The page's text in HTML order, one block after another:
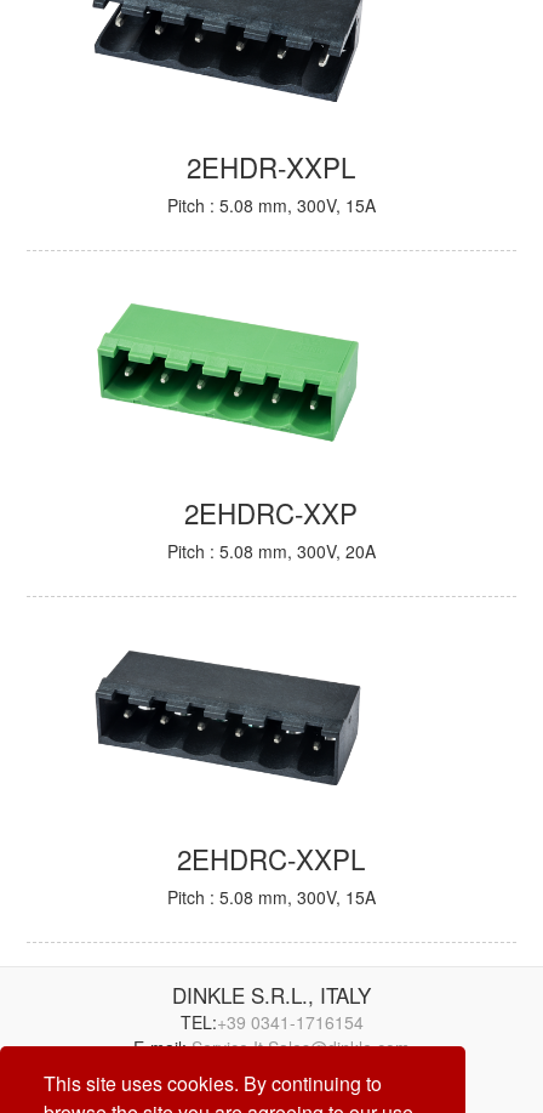
This site uses cookies. By continuing to
2EHDR-XXPL
Pitch : 5.08 mm, 300V, 15A
2EHDRC-XXP
Pitch : 5.08 mm, 300V, 20A
2EHDRC-XXPL
Pitch : 5.08 mm, 300V, 15A
DINKLE S.R.L., ITALY
TEL:+39 0341-1716154
E-mail:Service.It.Sales@dinkle.com
26/08/08